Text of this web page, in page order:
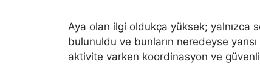
Aya olan ilgi oldukça yüksek; yalnızca
bulunuldu ve bunların neredeyse
aktivite varken koordinasyon ve